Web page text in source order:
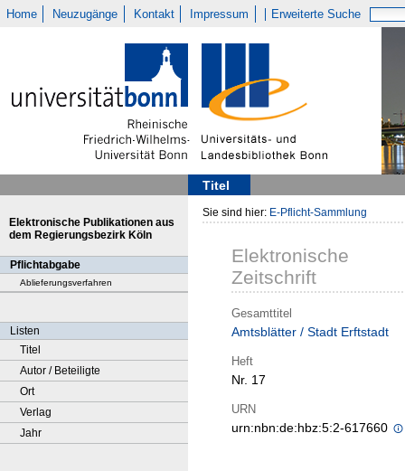
Home Neuzugänge Kontakt Impressum Erweiterte Suche
Titel
Elektronische Publikationen aus
dem Regierungsbezirk Köln
Pflichtabgabe
Ablieferungsverfahren
Listen
Titel
Autor / Beteiligte
Ort
Verlag
Jahr
Sie sind hier: E-Pflicht-Sammlung
Elektronische
Zeitschrift
Gesamttitel
Amtsblätter / Stadt Erftstadt
Heft
Nr. 17
URN
urn:nbn:de:hbz:5:2-617660